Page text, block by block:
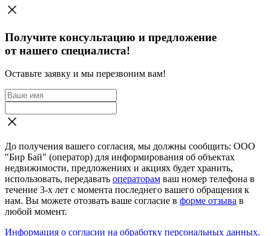
Получите консультацию и предложение
от нашего специалиста!
Оставьте заявку и мы перезвоним вам!
До получения вашего согласия, мы должны сообщить: ООО
"Бир Бай" (оператор) для информирования об объектах
недвижимости, предложениях и акциях будет хранить,
использовать, передавать операторам ваш номер телефона в
течение 3-х лет с момента последнего вашего обращения к
нам. Вы можете отозвать ваше согласие в форме отзыва в
любой момент.
Информация о согласии на обработку персональных данных.